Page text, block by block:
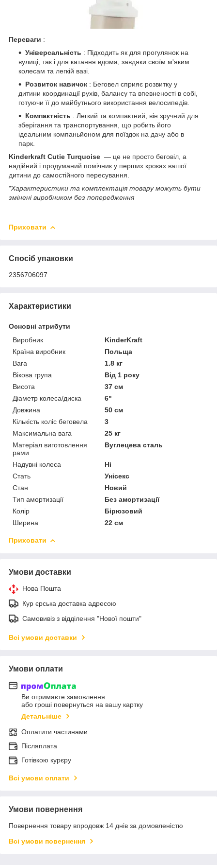
Переваги :
Універсальність : Підходить як для прогулянок на
вулиці, так і для катання вдома, завдяки своїм м'яким
колесам та легкій вазі.
Розвиток навичок : Беговел сприяє розвитку у
дитини координації рухів, балансу та впевненості в собі,
готуючи її до майбутнього використання велосипедів.
Компактність : Легкий та компактний, він зручний для
зберігання та транспортування, що робить його
ідеальним компаньйоном для поїздок на дачу або в
парк.
Kinderkraft Cutie Turquoise — це не просто беговіл, а
надійний і продуманий помічник у перших кроках вашої
дитини до самостійного пересування.
*Характеристики та комплектація товару можуть бути
змінені виробником без попередження
Приховати
Спосіб упаковки
2356706097
Характеристики
Основні атрибути
Виробник
KinderKraft
Країна виробник
Польща
Вага
1.8 кг
Вікова група
Від 1 року
Висота
37 см
Діаметр колеса/диска
6"
Довжина
50 см
Кількість коліс беговела
3
Максимальна вага
25 кг
Матеріал виготовлення
рами
Вуглецева сталь
Надувні колеса
Ні
Стать
Унісекс
Стан
Новий
Тип амортизації
Без амортизації
Колір
Бірюзовий
Ширина
22 см
Приховати
Умови доставки
Нова Пошта
Кур єрська доставка адресою
Самовивіз з відділення "Нової пошти"
Всі умови доставки
Умови оплати
Ви отримаєте замовлення
або гроші повернуться на вашу картку
Детальніше
Оплатити частинами
Післяплата
Готівкою курєру
Всі умови оплати
Умови повернення
Повернення товару впродовж 14 днів за домовленістю
Всі умови повернення